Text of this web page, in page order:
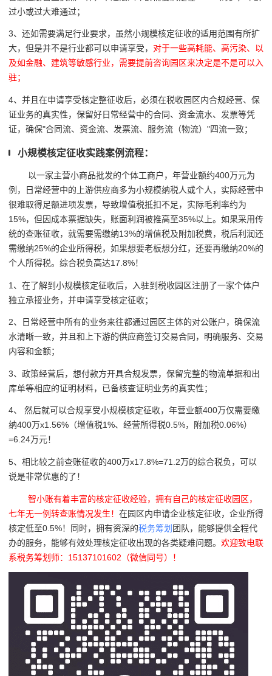
过小或过大难通过；
3、还如需要满足行业要求，虽然小规模核定征收的适用范围有所扩
大，但是并不是行业都可以申请享受， 对于一些高耗能、高污染、以
及如金融、建筑等敏感行业，需要提前咨询园区来决定是不是可以入
驻；
4、 并且在申请享受核定整征收后，必须在税收园区内合规经营、保
证业务的真实性，保留好日常经营中的合同、资金流水、发票等凭
证，确保"合同流、资金流、发票流、服务流（物流）"四流一致；
小规模核定征收实践案例流程：
以一家主营小商品批发的个体工商户，年营业额约400万元为
例，日常经营中的上游供应商多为小规模纳税人或个人，实际经营中
很难取得足额进项发票，导致增值税抵扣不足，实际毛利率约为
15%，但因成本票据缺失，账面利润被推高至35%以上。如果采用传
统的查账征收，就需要需缴纳13%的增值税及附加税费，税后利润还
需缴纳25%的企业所得税，如果想要老板想分红，还要再缴纳20%的
个人所得税。综合税负高达17.8%！
1、在了解到小规模核定征收后，入驻到税收园区注册了一家个体户
独立承接业务，并申请享受核定征收；
2、日常经营中所有的业务来往都通过园区主体的对公账户，确保流
水清晰一致，并且和上下游的供应商签订交易合同，明确服务、交易
内容和金额；
3、政策经营后，想付款方开具合规发票，保留完整的物流单据和出
库单等相应的证明材料，已备核查证明业务的真实性；
4、 然后就可以合规享受小规模核定征收，年营业额400万仅需要缴
纳400万x1.56%（增值税1%、经营所得税0.5%，附加税0.06%）
=6.24万元！
5、相比较之前查账征收的400万x17.8%=71.2万的综合税负，可以
说是非常优惠的了！
智小账有着丰富的核定征收经验，拥有自己的核定征收园区，
七年无一例转查账情况发生！ 在园区内申请企业核定征收，企业所得
核定低至0.5%！同时，拥有资深的税务筹划 团队，能够提供全程代
办的服务，能够有效处理核定征收出现的各类疑难问题。 欢迎致电联
系税务筹划师：15137101602（微信同号）！